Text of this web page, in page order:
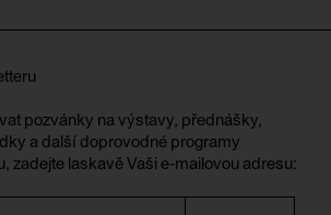
pozvánky na výstavy, přednášky,
a další doprovodné programy
zadejte laskavě Vaši e-mailovou adresu: